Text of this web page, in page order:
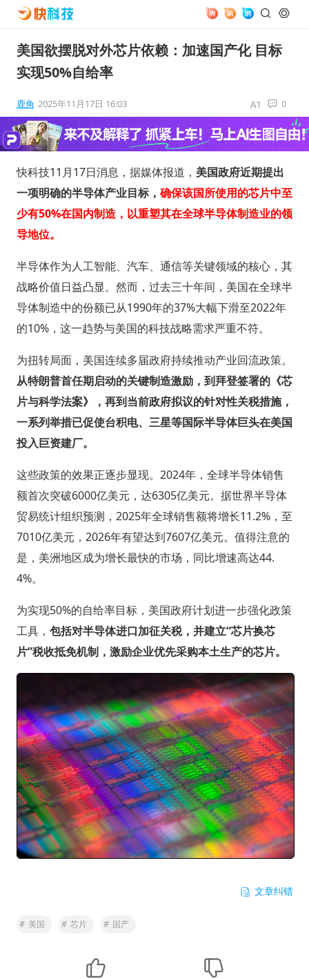
美国欲摆脱对外芯片依赖：加速国产化 目标
实现50%自给率
鹿角 2025年11月17日 16:03 0
快科技11月17日消息，据媒体报道， 美国政府近期提出
一项明确的半导体产业目标， 确保该国所使用的芯片中至
少有50%在国内制造，以重塑其在全球半导体制造业的领
导地位。
半导体作为人工智能、汽车、通信等关键领域的核心，其
战略价值日益凸显。然而，过去三十年间，美国在全球半
导体制造中的份额已从1990年的37%大幅下滑至2022年
的10%，这一趋势与美国的科技战略需求严重不符。
为扭转局面，美国连续多届政府持续推动产业回流政策。
从特朗普首任期启动的关键制造激励，到拜登签署的《芯
片与科学法案》，再到当前政府拟议的针对性关税措施，
一系列举措已促使台积电、三星等国际半导体巨头在美国
投入巨资建厂。
这些政策的效果正逐步显现。2024年，全球半导体销售
额首次突破6000亿美元，达6305亿美元。据世界半导体
贸易统计组织预测，2025年全球销售额将增长11.2%，至
7010亿美元，2026年有望达到7607亿美元。值得注意的
是，美洲地区成为增长最快的市场，同比增速高达44.
4%。
为实现50%的自给率目标，美国政府计划进一步强化政策
工具， 包括对半导体进口加征关税，并建立“芯片换芯
片”税收抵免机制，激励企业优先采购本土生产的芯片。
文章纠错
# 美国 # 芯片 # 国产